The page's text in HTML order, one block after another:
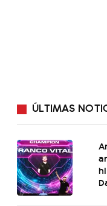
ÚLTIMAS